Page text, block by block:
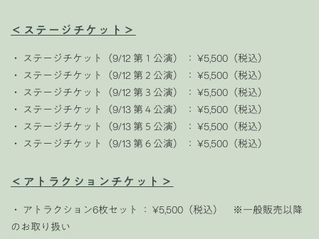
＜ステージチケット＞
・ ステージチケット（9/12 第１公演） ： ¥5,500（税込）
・ ステージチケット（9/12 第２公演） ： ¥5,500（税込）
・ ステージチケット（9/12 第３公演） ： ¥5,500（税込）
・ ステージチケット（9/13 第４公演） ： ¥5,500（税込）
・ ステージチケット（9/13 第５公演） ： ¥5,500（税込）
・ ステージチケット（9/13 第６公演） ： ¥5,500（税込）
＜アトラクションチケット＞
・ アトラクション6枚セット ： ¥5,500（税込） ※一般販売以降
のお取り扱い